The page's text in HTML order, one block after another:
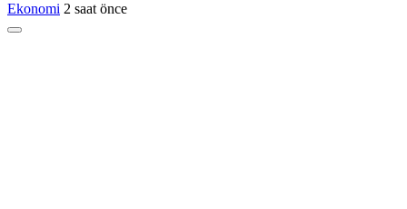
Ekonomi 2 saat önce